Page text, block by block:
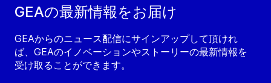
GEAの最新情報をお届け
GEAからのニュース配信にサインアップして頂けれ
ば、GEAのイノベーションやストーリーの最新情報を
受け取ることができます。